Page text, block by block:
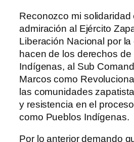
Reconozco mi solidaridad
admiración al Ejército
Liberación Nacional por
hacen de los derechos de
Indígenas, al Sub
Marcos como
las comunidades
y resistencia en el
como Pueblos Indígenas.
Por lo anterior demando